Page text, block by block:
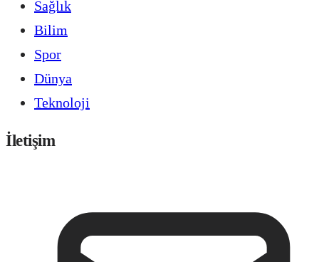
Sağlık
Bilim
Spor
Dünya
Teknoloji
İletişim